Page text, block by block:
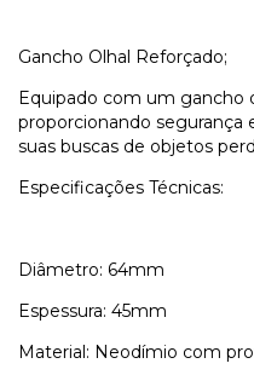
Gancho Olhal Reforçado;
Equipado com um gancho
proporcionando segurança
suas buscas de objetos
Especificações Técnicas:
Diâmetro: 64mm
Espessura: 45mm
Material: Neodímio com